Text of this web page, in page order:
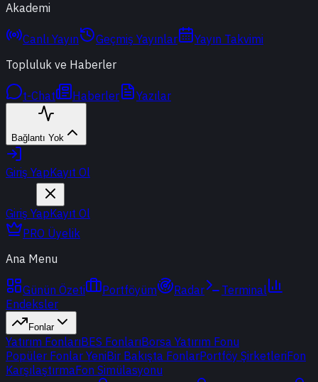
Akademi
Canlı Yayın Geçmiş Yayınlar
Yayın Takvimi
Topluluk ve Haberler
t-Chat Haberler Yazılar
Bağlantı Yok
Giriş YapKayıt Ol
Giriş YapKayıt Ol
PRO Üyelik
Ana Menu
Günün Özeti Portföyüm Radar
Terminal
Endeksler
Fonlar
Yatırım FonlarıBES FonlarıBorsa Yatırım Fonu
Popüler Fonlar YeniBir Bakışta FonlarPortföy ŞirketleriFon
KarşılaştırmaFon Simülasyonu